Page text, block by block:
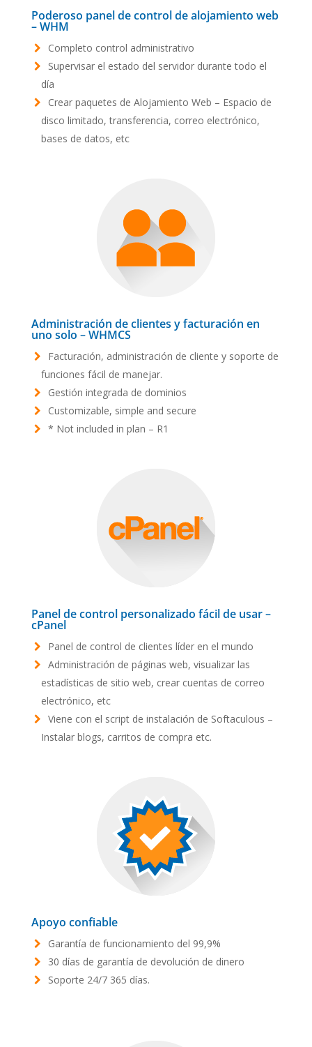
Poderoso panel de control de alojamiento web
– WHM
Completo control administrativo
Supervisar el estado del servidor durante todo el
día
Crear paquetes de Alojamiento Web – Espacio de
disco limitado, transferencia, correo electrónico,
bases de datos, etc
Administración de clientes y facturación en
uno solo – WHMCS
Facturación, administración de cliente y soporte de
funciones fácil de manejar.
Gestión integrada de dominios
Customizable, simple and secure
* Not included in plan – R1
Panel de control personalizado fácil de usar –
cPanel
Panel de control de clientes líder en el mundo
Administración de páginas web, visualizar las
estadísticas de sitio web, crear cuentas de correo
electrónico, etc
Viene con el script de instalación de Softaculous –
Instalar blogs, carritos de compra etc.
Apoyo confiable
Garantía de funcionamiento del 99,9%
30 días de garantía de devolución de dinero
Soporte 24/7 365 días.